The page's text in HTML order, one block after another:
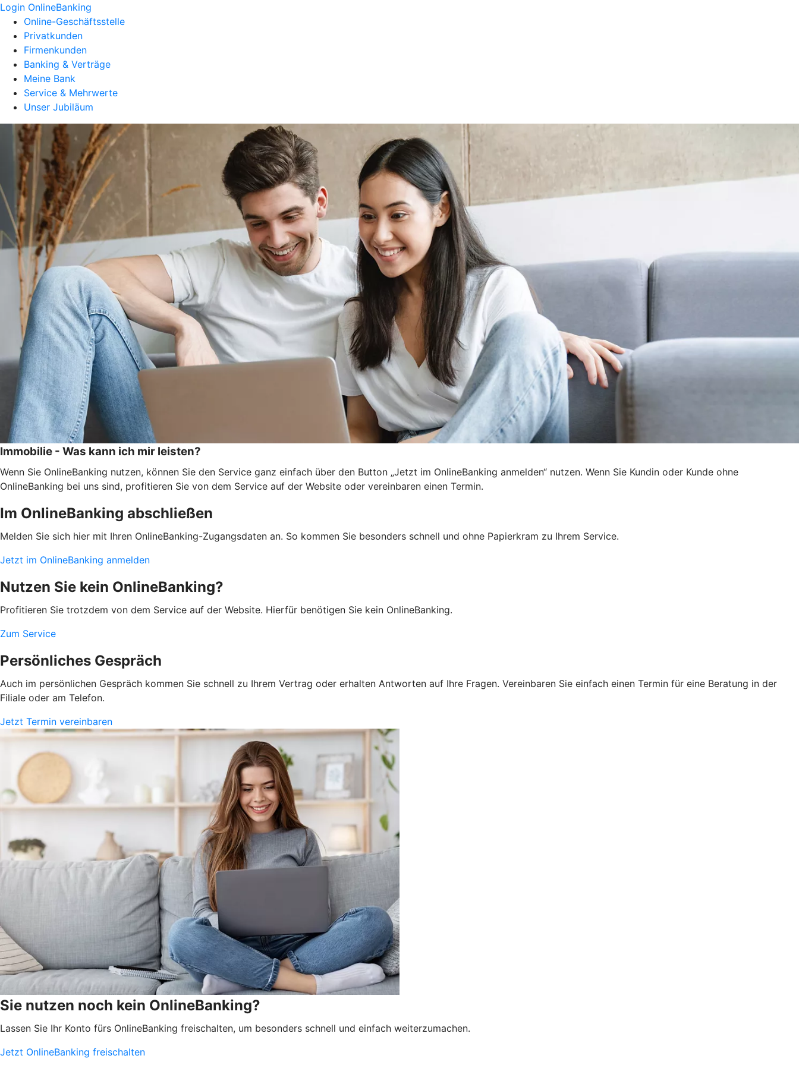
Login OnlineBanking
Online-Geschäftsstelle
Privatkunden
Firmenkunden
Banking & Verträge
Meine Bank
Service & Mehrwerte
Unser Jubiläum
Immobilie - Was kann ich mir leisten?
Wenn Sie OnlineBanking nutzen, können Sie den Service ganz einfach über den Button „Jetzt im OnlineBanking anmelden“ nutzen. Wenn Sie Kundin oder Kunde ohne
OnlineBanking bei uns sind, profitieren Sie von dem Service auf der Website oder vereinbaren einen Termin.
Im OnlineBanking abschließen
Melden Sie sich hier mit Ihren OnlineBanking-Zugangsdaten an. So kommen Sie besonders schnell und ohne Papierkram zu Ihrem Service.
Jetzt im OnlineBanking anmelden
Nutzen Sie kein OnlineBanking?
Profitieren Sie trotzdem von dem Service auf der Website. Hierfür benötigen Sie kein OnlineBanking.
Zum Service
Persönliches Gespräch
Auch im persönlichen Gespräch kommen Sie schnell zu Ihrem Vertrag oder erhalten Antworten auf Ihre Fragen. Vereinbaren Sie einfach einen Termin für eine Beratung in der
Filiale oder am Telefon.
Jetzt Termin vereinbaren
Sie nutzen noch kein OnlineBanking?
Lassen Sie Ihr Konto fürs OnlineBanking freischalten, um besonders schnell und einfach weiterzumachen.
Jetzt OnlineBanking freischalten